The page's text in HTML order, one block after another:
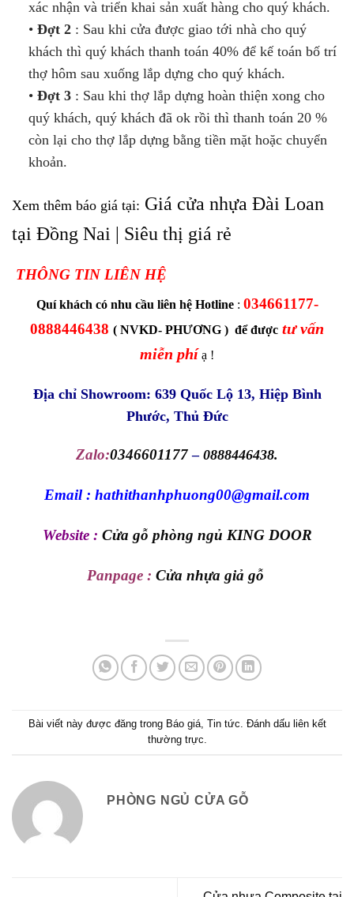
xác nhận và triển khai sản xuất hàng cho quý khách.
• Đợt 2: Sau khi cửa được giao tới nhà cho quý
khách thì quý khách thanh toán 40% để kế toán bố trí
thợ hôm sau xuống lắp dựng cho quý khách.
•Đợt 3: Sau khi thợ lắp dựng hoàn thiện xong cho
quý khách, quý khách đã ok rồi thì thanh toán 20 %
còn lại cho thợ lắp dựng bằng tiền mặt hoặc chuyển
khoản.
Xem thêm báo giá tại: Giá cửa nhựa Đài Loan
tại Đồng Nai | Siêu thị giá rẻ
THÔNG TIN LIÊN HỆ
Quí khách có nhu cầu liên hệ Hotline: 034661177-
0888446438 ( NVKD- PHƯƠNG ) để được tư vấn
miễn phí ạ !
Địa chỉ Showroom: 639 Quốc Lộ 13, Hiệp Bình
Phước, Thủ Đức
Zalo:0346601177 – 0888446438.
Email : hathithanhphuong00@gmail.com
Website : Cửa gỗ phòng ngủ KING DOOR
Panpage : Cửa nhựa giả gỗ
Bài viết này được đăng trong Báo giá, Tin tức . Đánh dấu liên kết
thường trực
PHÒNG NGỦ CỬA GỖ